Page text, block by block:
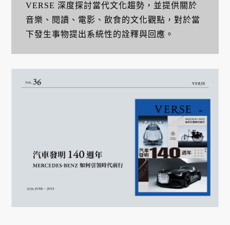
VERSE 深度探討當代文化趨勢，並提供關於
音樂、閱讀、電影、飲食的文化觀點，對於當
下發生事物提出系統性的詮釋與回應。